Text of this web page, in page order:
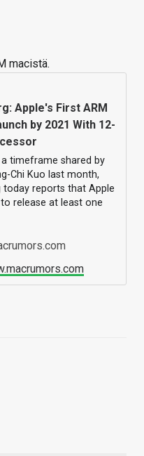
macistä.
Apple's First ARM
by 2021 With 12-
a timeframe shared by
Chi Kuo last month,
today reports that Apple
release at least one